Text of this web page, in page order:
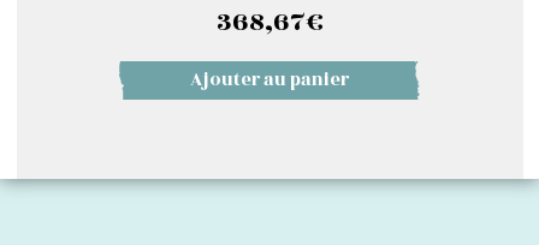
368,67€
Ajouter au panier